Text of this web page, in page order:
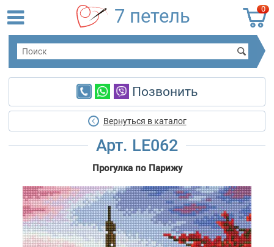
0
7 петель
Позвонить
Вернуться в каталог
Арт. LE062
Прогулка по Парижу